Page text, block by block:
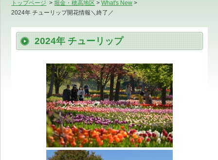
トップページ > 堀金・穂高地区 > What's New >
2024年 チューリップ開花情報＼終了／
2024年 チューリップ